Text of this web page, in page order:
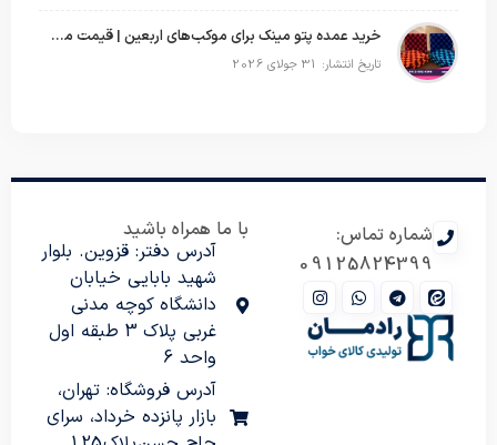
خرید عمده پتو مینک برای موکب‌های اربعین | قیمت مناسب و ارسال سریع
تاریخ انتشار: 31 جولای 2026
شماره تماس:
09125824399
با ما همراه باشید
آدرس دفتر: قزوین. بلوار
شهید بابایی خیابان
دانشگاه کوچه مدنی
غربی پلاک 3 طبقه اول
واحد 6
آدرس فروشگاه: تهران،
بازار پانزده خرداد، سرای